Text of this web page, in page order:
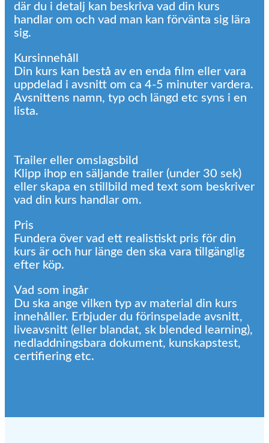
där du i detalj kan beskriva vad din kurs
handlar om och vad man kan förvänta sig lära
sig.
Kursinnehåll
Din kurs kan bestå av en enda film eller vara
uppdelad i avsnitt om ca 4-5 minuter vardera.
Avsnittens namn, typ och längd etc syns i en
lista.
Trailer eller omslagsbild
Klipp ihop en säljande trailer (under 30 sek)
eller skapa en stillbild med text som beskriver
vad din kurs handlar om.
Pris
Fundera över vad ett realistiskt pris för din
kurs är och hur länge den ska vara tillgänglig
efter köp.
Vad som ingår
Du ska ange vilken typ av material din kurs
innehåller. Erbjuder du förinspelade avsnitt,
liveavsnitt (eller blandat, sk blended learning),
nedladdningsbara dokument, kunskapstest,
certifiering etc.